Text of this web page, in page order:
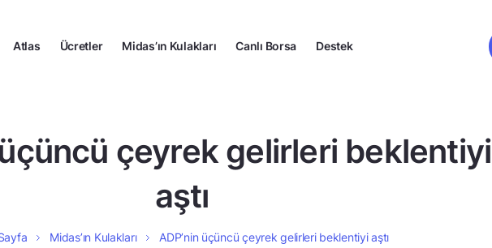
Atlas Ücretler Midas’ın Kulakları Canlı Borsa Destek
üçüncü çeyrek gelirleri beklentiyi
aştı
Midas’ın Kulakları ADP’nin üçüncü çeyrek gelirleri beklentiyi aştı